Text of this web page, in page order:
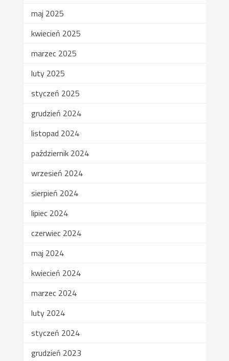
maj 2025
kwiecień 2025
marzec 2025
luty 2025
styczeń 2025
grudzień 2024
listopad 2024
październik 2024
wrzesień 2024
sierpień 2024
lipiec 2024
czerwiec 2024
maj 2024
kwiecień 2024
marzec 2024
luty 2024
styczeń 2024
grudzień 2023